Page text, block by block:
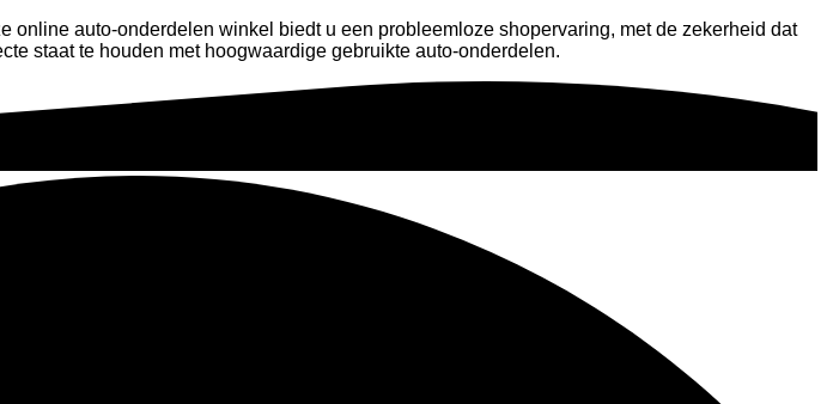
auto-onderdelen winkel biedt u een probleemloze shopervaring, met de zekerheid dat
staat te houden met hoogwaardige gebruikte auto-onderdelen.